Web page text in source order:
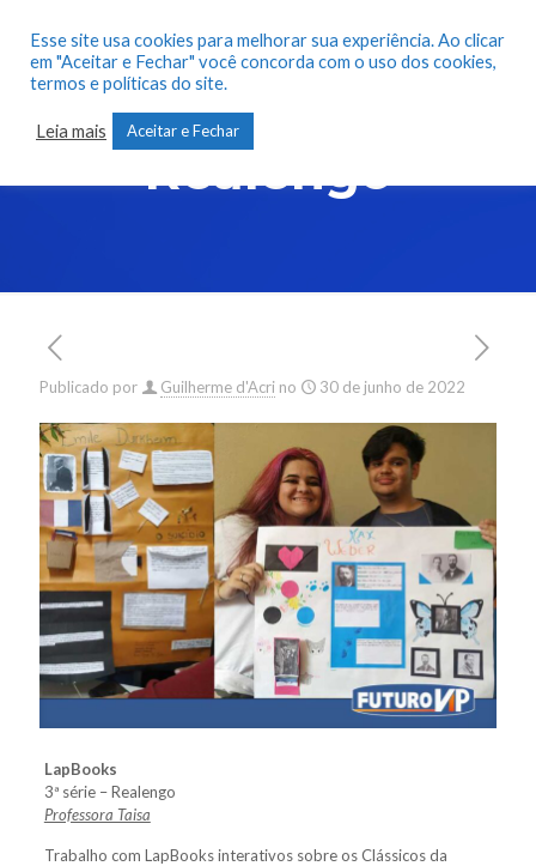
LapBooks –
Realengo
Publicado por Guilherme d'Acri no 30 de junho de 2022
LapBooks
3ª série – Realengo
Professora Taisa
Trabalho com LapBooks interativos sobre os Clássicos da
Esse site usa cookies para melhorar sua experiência. Ao clicar
em "Aceitar e Fechar" você concorda com o uso dos cookies,
termos e políticas do site.
Leia mais Aceitar e Fechar